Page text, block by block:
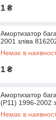
1 ₴
Амортизатор
2001 зліва
Немає в
1 ₴
Амортизатор
(P11) 1996-2002
Немає в